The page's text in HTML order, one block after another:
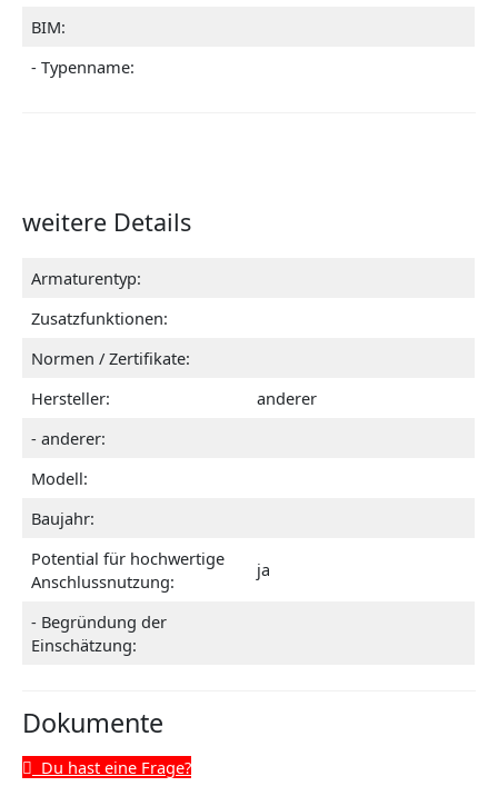
BIM:
- Typenname:
weitere Details
Armaturentyp:
Zusatzfunktionen:
Normen / Zertifikate:
Hersteller:
anderer
- anderer:
Modell:
Baujahr:
Potential für hochwertige
Anschlussnutzung:
ja
- Begründung der
Einschätzung:
Dokumente
Du hast eine Frage?